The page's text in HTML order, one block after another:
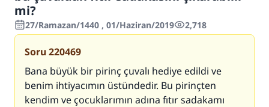
mi?
27/Ramazan/1440 , 01/Haziran/2019 2,718
Soru220469
Bana büyük bir pirinç çuvalı hediye edildi ve
benim ihtiyacımın üstündedir. Bu pirinçten
kendim ve çocuklarımın adına fıtır sadakamı